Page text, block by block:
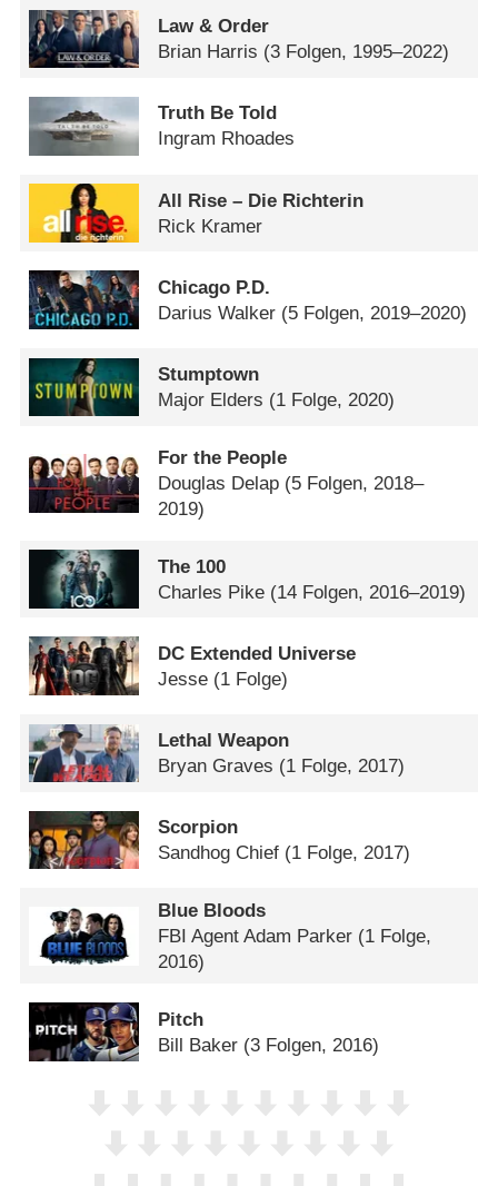
Law & Order
Brian Harris (3 Folgen, 1995–2022)
Truth Be Told
Ingram Rhoades
All Rise – Die Richterin
Rick Kramer
Chicago P.D.
Darius Walker (5 Folgen, 2019–2020)
Stumptown
Major Elders (1 Folge, 2020)
For the People
Douglas Delap (5 Folgen, 2018–
2019)
The 100
Charles Pike (14 Folgen, 2016–2019)
DC Extended Universe
Jesse (1 Folge)
Lethal Weapon
Bryan Graves (1 Folge, 2017)
Scorpion
Sandhog Chief (1 Folge, 2017)
Blue Bloods
FBI Agent Adam Parker (1 Folge,
2016)
Pitch
Bill Baker (3 Folgen, 2016)